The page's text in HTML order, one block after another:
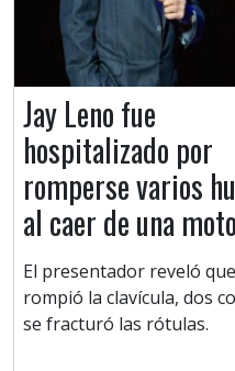
Jay Leno fue
hospitalizado por
romperse varios
al caer de una moto
El presentador reveló
rompió la clavícula, dos
se fracturó las rótulas.